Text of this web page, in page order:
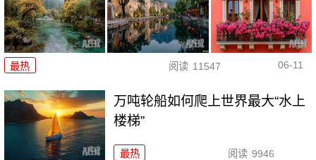
最热 阅读 11547 06-11
万吨轮船如何爬上世界最大“水上
楼梯”
最热 阅读 9946